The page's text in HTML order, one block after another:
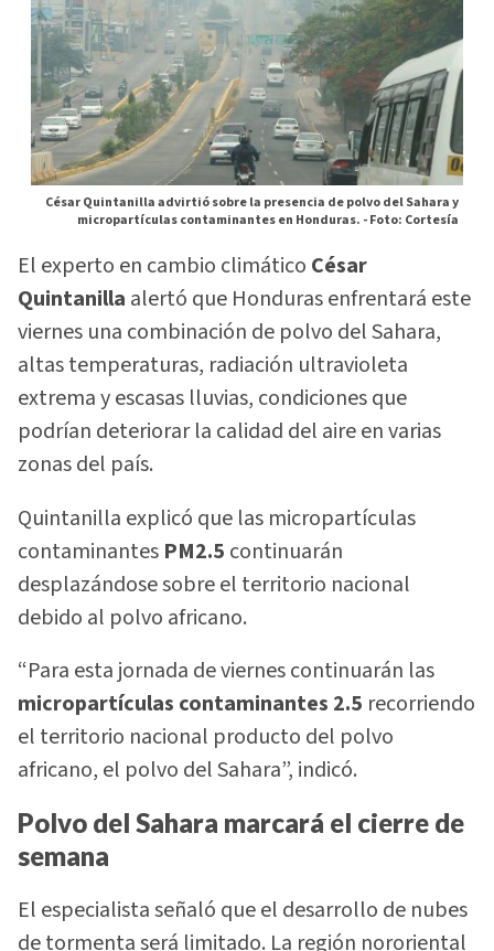
César Quintanilla advirtió sobre la presencia de polvo del Sahara y
micropartículas contaminantes en Honduras. -Foto: Cortesía
El experto en cambio climático César
Quintanilla alertó que Honduras enfrentará este
viernes una combinación de polvo del Sahara,
altas temperaturas, radiación ultravioleta
extrema y escasas lluvias, condiciones que
podrían deteriorar la calidad del aire en varias
zonas del país.
Quintanilla explicó que las micropartículas
contaminantes PM2.5 continuarán
desplazándose sobre el territorio nacional
debido al polvo africano.
“Para esta jornada de viernes continuarán las
micropartículas contaminantes 2.5 recorriendo
el territorio nacional producto del polvo
africano, el polvo del Sahara”, indicó.
Polvo del Sahara marcará el cierre de
semana
El especialista señaló que el desarrollo de nubes
de tormenta será limitado. La región nororiental